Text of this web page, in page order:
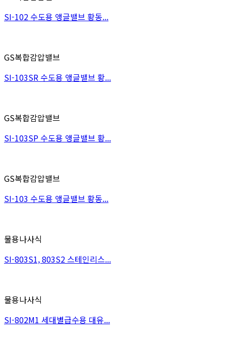
SI-102 수도용 앵글밸브 황동...
GS복합감압밸브
SI-103SR 수도용 앵글밸브 황...
GS복합감압밸브
SI-103SP 수도용 앵글밸브 황...
GS복합감압밸브
SI-103 수도용 앵글밸브 황동...
물용나사식
SI-803S1, 803S2 스테인리스...
물용나사식
SI-802M1 세대별급수용 대유...